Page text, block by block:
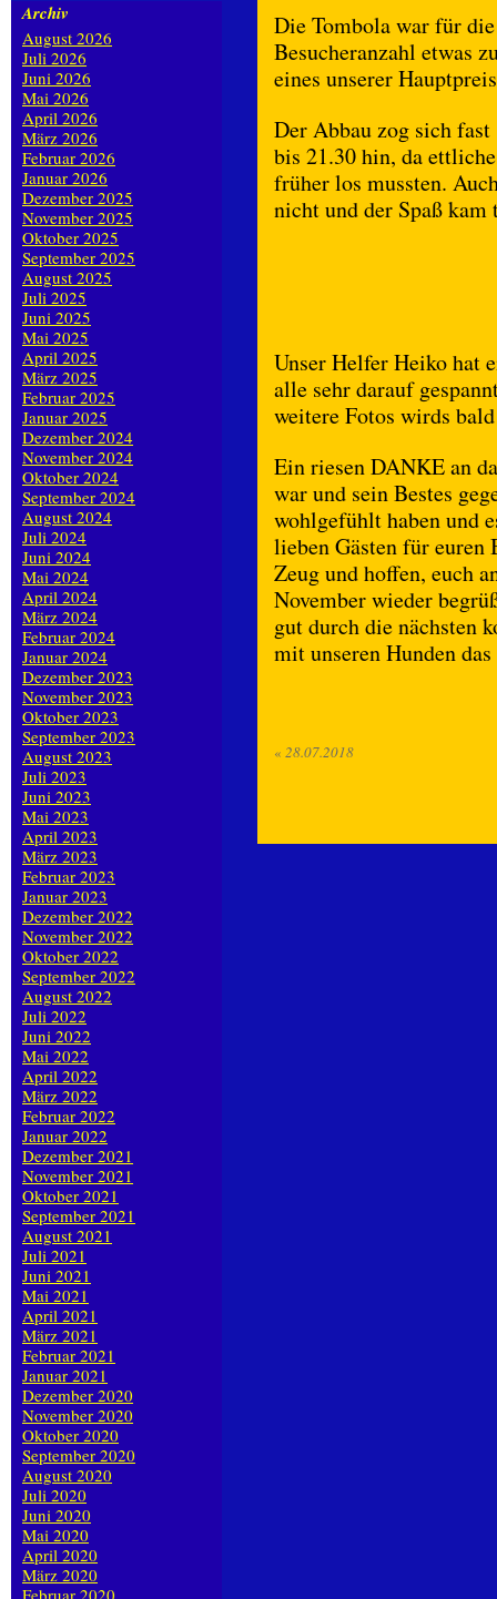
Die Tombola war für die
Besucheranzahl etwas
eines unserer
Der Abbau zog sich fast
bis 21.30 hin, da
früher los mussten.
nicht und der Spaß
Unser Helfer Heiko hat
alle sehr darauf
weitere Fotos wirds
Ein riesen DANKE an
war und sein Bestes
wohlgefühlt haben und
lieben Gästen für euren
Zeug und hoffen, euch
November wieder
gut durch die nächsten
mit unseren Hunden
« 28.07.2018
Archiv
August 2026
Juli 2026
Juni 2026
Mai 2026
April 2026
März 2026
Februar 2026
Januar 2026
Dezember 2025
November 2025
Oktober 2025
September 2025
August 2025
Juli 2025
Juni 2025
Mai 2025
April 2025
März 2025
Februar 2025
Januar 2025
Dezember 2024
November 2024
Oktober 2024
September 2024
August 2024
Juli 2024
Juni 2024
Mai 2024
April 2024
März 2024
Februar 2024
Januar 2024
Dezember 2023
November 2023
Oktober 2023
September 2023
August 2023
Juli 2023
Juni 2023
Mai 2023
April 2023
März 2023
Februar 2023
Januar 2023
Dezember 2022
November 2022
Oktober 2022
September 2022
August 2022
Juli 2022
Juni 2022
Mai 2022
April 2022
März 2022
Februar 2022
Januar 2022
Dezember 2021
November 2021
Oktober 2021
September 2021
August 2021
Juli 2021
Juni 2021
Mai 2021
April 2021
März 2021
Februar 2021
Januar 2021
Dezember 2020
November 2020
Oktober 2020
September 2020
August 2020
Juli 2020
Juni 2020
Mai 2020
April 2020
März 2020
Februar 2020